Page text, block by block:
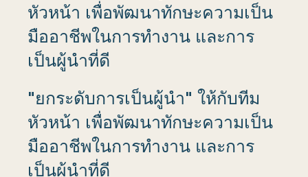
หัวหน้า เพื่อพัฒนาทักษะความเป็น
มืออาชีพในการทำงาน และการ
เป็นผู้นำที่ดี
"ยกระดับการเป็นผู้นำ" ให้กับทีม
หัวหน้า เพื่อพัฒนาทักษะความเป็น
มืออาชีพในการทำงาน และการ
เป็นผู้นำที่ดี